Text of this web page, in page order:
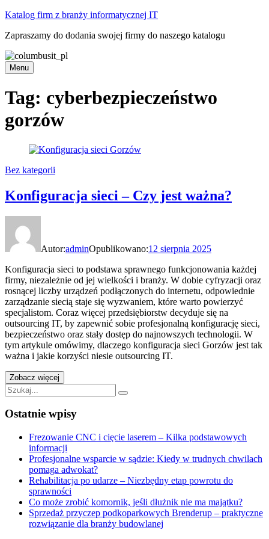
Skip
content
Katalog firm z branży informatycznej IT
Zapraszamy do dodania swojej firmy do naszego katalogu
Menu
Tag: cyberbezpieczeństwo
gorzów
Bez kategorii
Konfiguracja sieci – Czy jest ważna?
Autor:adminOpublikowano:12 sierpnia 2025
Konfiguracja sieci to podstawa sprawnego funkcjonowania każdej
firmy, niezależnie od jej wielkości i branży. W dobie cyfryzacji oraz
rosnącej liczby urządzeń podłączonych do internetu, odpowiednie
zarządzanie siecią staje się wyzwaniem, które warto powierzyć
specjalistom. Coraz więcej przedsiębiorstw decyduje się na
outsourcing IT, by zapewnić sobie profesjonalną konfigurację sieci,
bezpieczeństwo oraz stały dostęp do najnowszych technologii. W
tym artykule omówimy, dlaczego konfiguracja sieci Gorzów jest tak
ważna i jakie korzyści niesie outsourcing IT.
Zobacz więcej "Konfiguracja
sieci
–
Czy
jest
Szukaj:
Ostatnie wpisy
Frezowanie CNC i cięcie laserem – Kilka podstawowych
informacji
Profesjonalne wsparcie w sądzie: Kiedy w trudnych chwilach
pomaga adwokat?
Rehabilitacja po udarze – Niezbędny etap powrotu do
sprawności
Co może zrobić komornik, jeśli dłużnik nie ma majątku?
Sprzedaż przyczep podkoparkowych Brenderup – praktyczne
rozwiązanie dla branży budowlanej